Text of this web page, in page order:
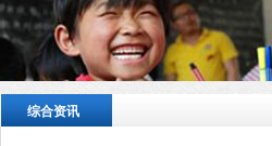
综合资讯